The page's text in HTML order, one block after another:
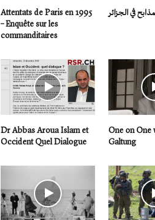
Attentats de Paris en 1995
– Enquête sur les
commanditaires
في الجزائر
Dr Abbas Aroua Islam et
Occident Quel Dialogue
One on One
Galtung